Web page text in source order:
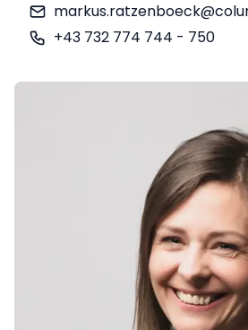
+43 732 774 744 - 750